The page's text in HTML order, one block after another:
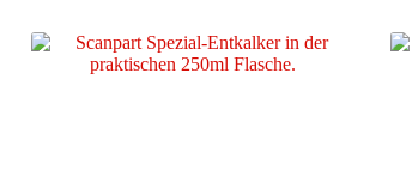
Varianten
auf.
Die